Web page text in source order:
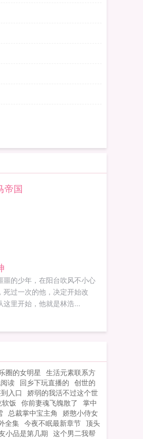
帝国
噩的少年，在阳台吹风不小心
死过一次的他，决定开始改
这里开始，他就是林浩...
圈的女明星 生活元素联系方
读 回乡下玩直播的 创世的
入口 娇弱的我活不过这个世
饭 你前妻魂飞魄散了 掌中
总裁掌中宝主角 娇憨小侍女
全集 今夜不眠最新章节 顶头
小品是第几期 这个男二我帮